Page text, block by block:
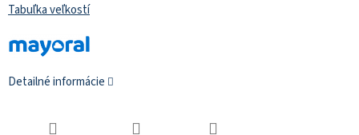
Tabuľka veľkostí
Detailné informácie